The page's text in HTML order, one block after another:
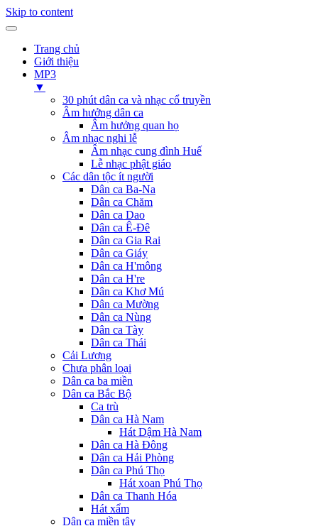
Skip to content
Trang chủ
Giới thiệu
MP3
▼
30 phút dân ca và nhạc cổ truyền
Âm hưởng dân ca
Âm hưởng quan họ
Âm nhạc nghi lễ
Âm nhạc cung đình Huế
Lễ nhạc phật giáo
Các dân tộc ít người
Dân ca Ba-Na
Dân ca Chăm
Dân ca Dao
Dân ca Ê-Đê
Dân ca Gia Rai
Dân ca Giáy
Dân ca H'mông
Dân ca H're
Dân ca Khơ Mú
Dân ca Mường
Dân ca Nùng
Dân ca Tày
Dân ca Thái
Cải Lương
Chưa phân loại
Dân ca ba miền
Dân ca Bắc Bộ
Ca trù
Dân ca Hà Nam
Hát Dậm Hà Nam
Dân ca Hà Đông
Dân ca Hải Phòng
Dân ca Phú Thọ
Hát xoan Phú Thọ
Dân ca Thanh Hóa
Hát xẩm
Dân ca miền tây